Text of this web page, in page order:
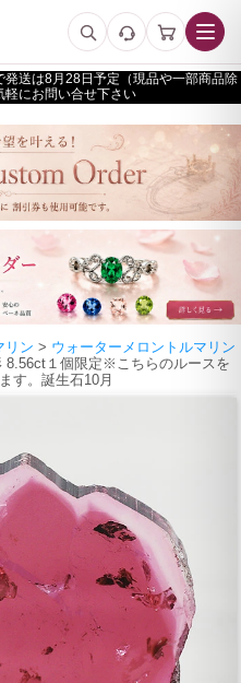
発送は
予定（現品や一部商品除
軽にお問い合せ下さい
リン > ウォーターメロントルマリン
１個限定※こちらのルースを
す。誕生石10月